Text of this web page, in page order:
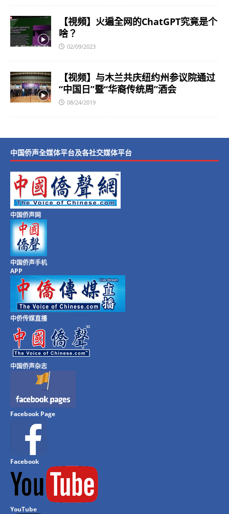
【視頻】火遍全网的ChatGPT究竟是个
啥？
02/09/2023
【视频】与木兰共庆纽约州参议院通过
“中国日”暨“华裔传统周”酒会
08/24/2019
中国侨声全媒体平台及各社交媒体平台
中国侨声网
中国侨声手机
APP
中侨传媒直播
中国侨声杂志
Facebook Page
Facebook
YouTube